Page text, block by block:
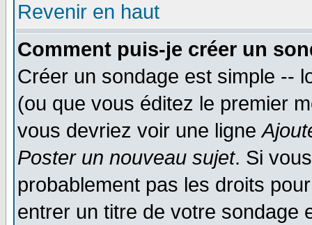
Revenir en haut
Comment puis-je créer un
Créer un sondage est simple --
(ou que vous éditez le premier
vous devriez voir une ligne
Poster un nouveau sujet. Si
probablement pas les droits
entrer un titre de votre sondage